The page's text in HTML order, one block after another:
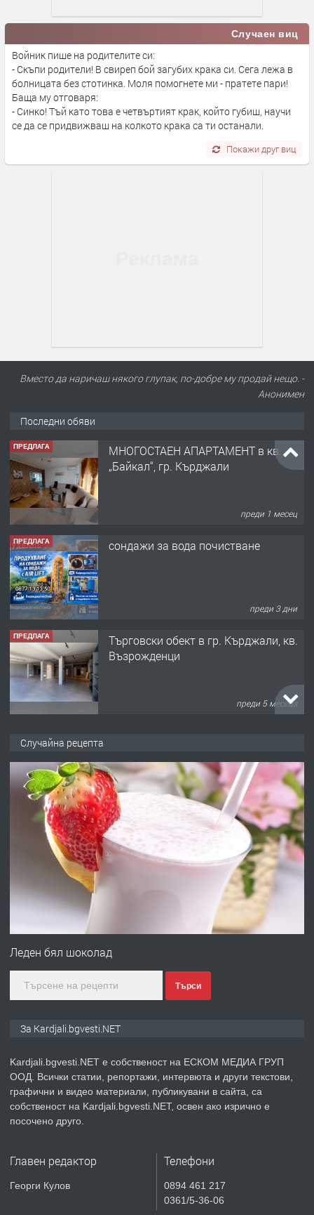
Случаен виц
Войник пише на родителите си:
- Скъпи родители! В свиреп бой загубих крака си. Сега лежа в
болницата без стотинка. Моля помогнете ми - пратете пари!
Баща му отговаря:
- Синко! Тъй като това е четвъртият крак, който губиш, научи
се да се придвижваш на колкото крака са ти останали.
Покажи друг виц
Вместо да наричаш някого глупак, по-добре му продай нещо. -
Анонимен
Последни обяви
ПРЕДЛАГА
МНОГОСТАЕН АПАРТАМЕНТ в кв.
„Байкал“, гр. Кърджали
преди 1 месец
ПРЕДЛАГА сондажи за вода почистване
преди 3 дни
ПРЕДЛАГА
Tърговски обект в гр. Кърджали, кв.
Възрожденци
преди 5 месеца
преди 6 месеца
ПРЕДЛАГА
Заведение /ресторант, бистро/ в с.
Чакаларово, община Кирково
преди 7 месеца
Гараж под наем в супер център
на язовир Студен кладенец 331м2 |
преди 1 година
ПРЕДЛАГА
Курс
Случайна рецепта
Леден бял шоколад
Търси
За Kardjali.bgvesti.NET
Kardjali.bgvesti.NET е собственост на ЕСКОМ МЕДИА ГРУП
ООД. Всички статии, репортажи, интервюта и други текстови,
графични и видео материали, публикувани в сайта, са
собственост на Kardjali.bgvesti.NET, освен ако изрично е
посочено друго.
Главен редактор
Георги Кулов
Телефони
0894 461 217
0361/5-36-06